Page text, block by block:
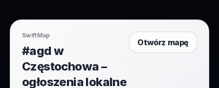
SwiftMap
#agd w
Częstochowa –
ogłoszenia lokalne
Otwórz mapę